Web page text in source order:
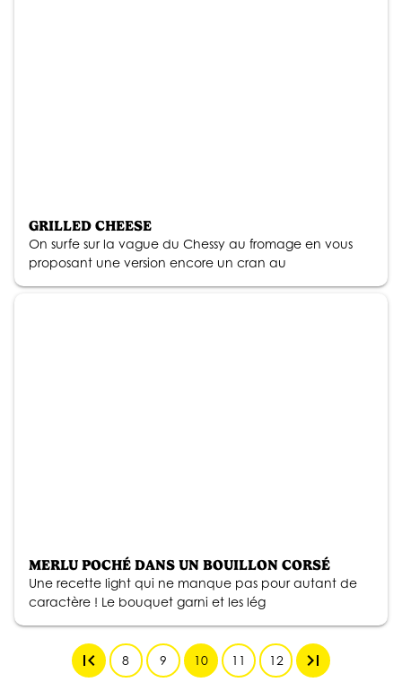
GRILLED CHEESE
On surfe sur la vague du Chessy au fromage en vous
proposant une version encore un cran au
MERLU POCHÉ DANS UN BOUILLON CORSÉ
Une recette light qui ne manque pas pour autant de
caractère ! Le bouquet garni et les lég
first_page 8 9 10 11 12 last_page